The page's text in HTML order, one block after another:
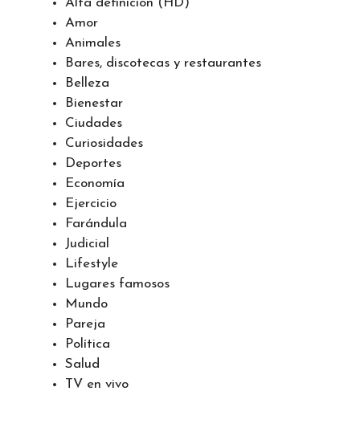
Actualidad
Aeropuertos
Alta definición (HD)
Amor
Animales
Bares, discotecas y restaurantes
Belleza
Bienestar
Ciudades
Curiosidades
Deportes
Economía
Ejercicio
Farándula
Judicial
Lifestyle
Lugares famosos
Mundo
Pareja
Política